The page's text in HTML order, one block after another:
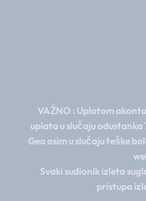
VAŽNO : Uplatom
uplata u slučaju
Gea osim u slučaju teške
Svaki sudionik izleta
pristupa